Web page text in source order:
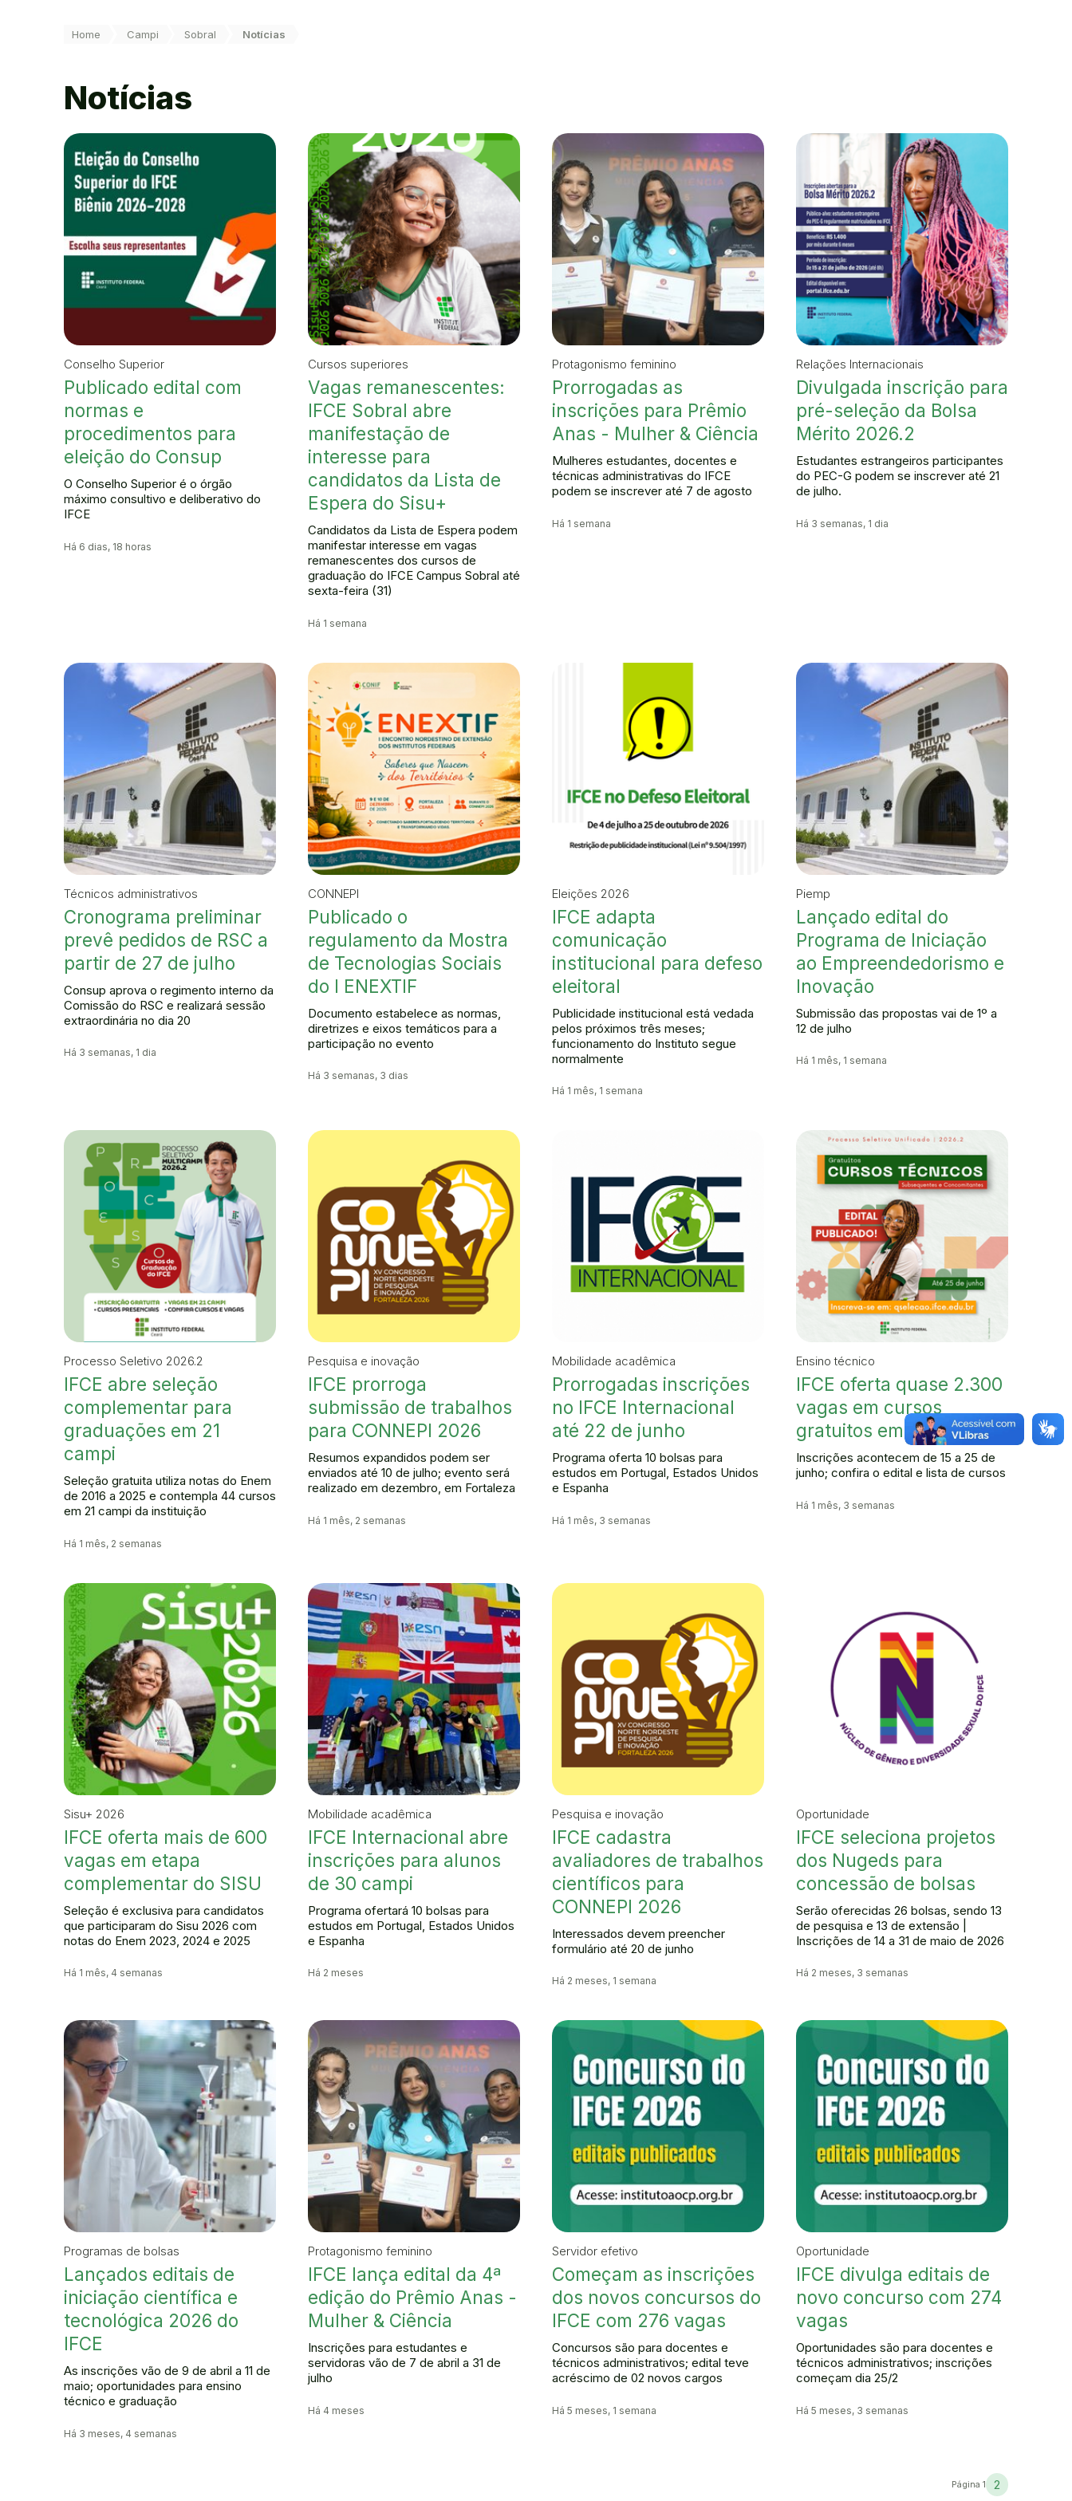
Você está aqui:
Home Campi Sobral Notícias
Notícias
Conselho Superior
Publicado edital com
normas e
procedimentos para
eleição do Consup
O Conselho Superior é o órgão
máximo consultivo e deliberativo do
IFCE
Há 6 dias, 18 horas
Cursos superiores
Vagas remanescentes:
IFCE Sobral abre
manifestação de
interesse para
candidatos da Lista de
Espera do Sisu+
Candidatos da Lista de Espera podem
manifestar interesse em vagas
remanescentes dos cursos de
graduação do IFCE Campus Sobral até
sexta-feira (31)
Há 1 semana
Protagonismo feminino
Prorrogadas as
inscrições para Prêmio
Anas - Mulher & Ciência
Mulheres estudantes, docentes e
técnicas administrativas do IFCE
podem se inscrever até 7 de agosto
Há 1 semana
Relações Internacionais
Divulgada inscrição para
pré-seleção da Bolsa
Mérito 2026.2
Estudantes estrangeiros participantes
do PEC-G podem se inscrever até 21
de julho.
Há 3 semanas, 1 dia
Técnicos administrativos
Cronograma preliminar
prevê pedidos de RSC a
partir de 27 de julho
Consup aprova o regimento interno da
Comissão do RSC e realizará sessão
extraordinária no dia 20
Há 3 semanas, 1 dia
CONNEPI
Publicado o
regulamento da Mostra
de Tecnologias Sociais
do I ENEXTIF
Documento estabelece as normas,
diretrizes e eixos temáticos para a
participação no evento
Há 3 semanas, 3 dias
Eleições 2026
IFCE adapta
comunicação
institucional para defeso
eleitoral
Publicidade institucional está vedada
pelos próximos três meses;
funcionamento do Instituto segue
normalmente
Há 1 mês, 1 semana
Piemp
Lançado edital do
Programa de Iniciação
ao Empreendedorismo e
Inovação
Submissão das propostas vai de 1º a
12 de julho
Há 1 mês, 1 semana
Processo Seletivo 2026.2
IFCE abre seleção
complementar para
graduações em 21
campi
Seleção gratuita utiliza notas do Enem
de 2016 a 2025 e contempla 44 cursos
em 21 campi da instituição
Há 1 mês, 2 semanas
Pesquisa e inovação
IFCE prorroga
submissão de trabalhos
para CONNEPI 2026
Resumos expandidos podem ser
enviados até 10 de julho; evento será
realizado em dezembro, em Fortaleza
Há 1 mês, 2 semanas
Mobilidade acadêmica
Prorrogadas inscrições
no IFCE Internacional
até 22 de junho
Programa oferta 10 bolsas para
estudos em Portugal, Estados Unidos
e Espanha
Há 1 mês, 3 semanas
Ensino técnico
IFCE oferta quase 2.300
vagas em cursos
gratuitos em 27 cidades
Inscrições acontecem de 15 a 25 de
junho; confira o edital e lista de cursos
Há 1 mês, 3 semanas
Sisu+ 2026
IFCE oferta mais de 600
vagas em etapa
complementar do SISU
Seleção é exclusiva para candidatos
que participaram do Sisu 2026 com
notas do Enem 2023, 2024 e 2025
Há 1 mês, 4 semanas
Mobilidade acadêmica
IFCE Internacional abre
inscrições para alunos
de 30 campi
Programa ofertará 10 bolsas para
estudos em Portugal, Estados Unidos
e Espanha
Há 2 meses
Pesquisa e inovação
IFCE cadastra
avaliadores de trabalhos
científicos para
CONNEPI 2026
Interessados devem preencher
formulário até 20 de junho
Há 2 meses, 1 semana
Oportunidade
IFCE seleciona projetos
dos Nugeds para
concessão de bolsas
Serão oferecidas 26 bolsas, sendo 13
de pesquisa e 13 de extensão |
Inscrições de 14 a 31 de maio de 2026
Há 2 meses, 3 semanas
Programas de bolsas
Lançados editais de
iniciação científica e
tecnológica 2026 do
IFCE
As inscrições vão de 9 de abril a 11 de
maio; oportunidades para ensino
técnico e graduação
Há 3 meses, 4 semanas
Protagonismo feminino
IFCE lança edital da 4ª
edição do Prêmio Anas -
Mulher & Ciência
Inscrições para estudantes e
servidoras vão de 7 de abril a 31 de
julho
Há 4 meses
Servidor efetivo
Começam as inscrições
dos novos concursos do
IFCE com 276 vagas
Concursos são para docentes e
técnicos administrativos; edital teve
acréscimo de 02 novos cargos
Há 5 meses, 1 semana
Oportunidade
IFCE divulga editais de
novo concurso com 274
vagas
Oportunidades são para docentes e
técnicos administrativos; inscrições
começam dia 25/2
Há 5 meses, 3 semanas
Página 1 2